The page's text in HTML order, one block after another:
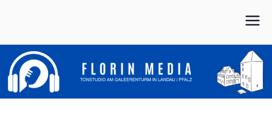
springen
FLORIN MEDIA
Von Anfang bis Ende dein Partner im Musikbusiness